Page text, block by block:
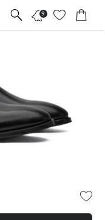
9